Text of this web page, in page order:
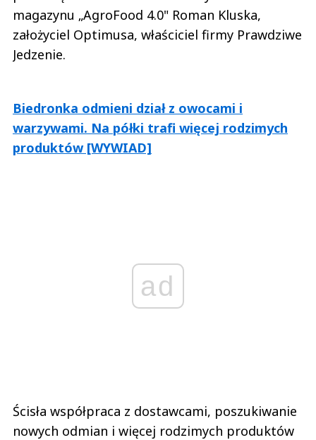
magazynu „AgroFood 4.0" Roman Kluska,
założyciel Optimusa, właściciel firmy Prawdziwe
Jedzenie.
Biedronka odmieni dział z owocami i
warzywami. Na półki trafi więcej rodzimych
produktów [WYWIAD]
ad
Ścisła współpraca z dostawcami, poszukiwanie
nowych odmian i więcej rodzimych produktów